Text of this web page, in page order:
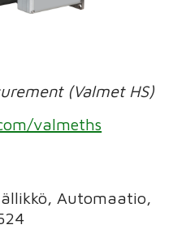
(Valmet HS)
valmeths
Automaatio,